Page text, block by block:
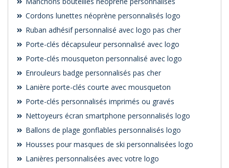
Cordons lunettes néoprène personnalisés logo
Ruban adhésif personnalisé avec logo pas cher
Porte-clés décapsuleur personnalisé avec logo
Porte-clés mousqueton personnalisé avec logo
Enrouleurs badge personnalisés pas cher
Lanière porte-clés courte avec mousqueton
Porte-clés personnalisés imprimés ou gravés
Nettoyeurs écran smartphone personnalisés logo
Ballons de plage gonflables personnalisés logo
Housses pour masques de ski personnalisées logo
Lanières personnalisées avec votre logo